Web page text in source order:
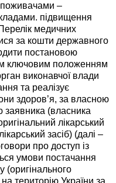
–
підвищення
медичних
за кошти державного
постановою
ключовим положенням
виконавчої влади
та реалізує
здоров’я, за власною
заявника (власника
лікарський
засіб) (далі –
про доступ із
умови постачання
(оригінального